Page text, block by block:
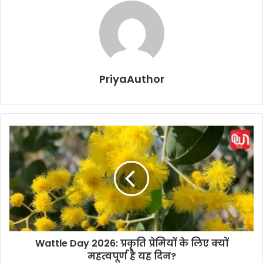
PriyaAuthor
W
a
t
l
e
D
a
y
Wattle Day 2026: प्रकृति प्रेमियों के लिए क्यों
महत्वपूर्ण है यह दिन?